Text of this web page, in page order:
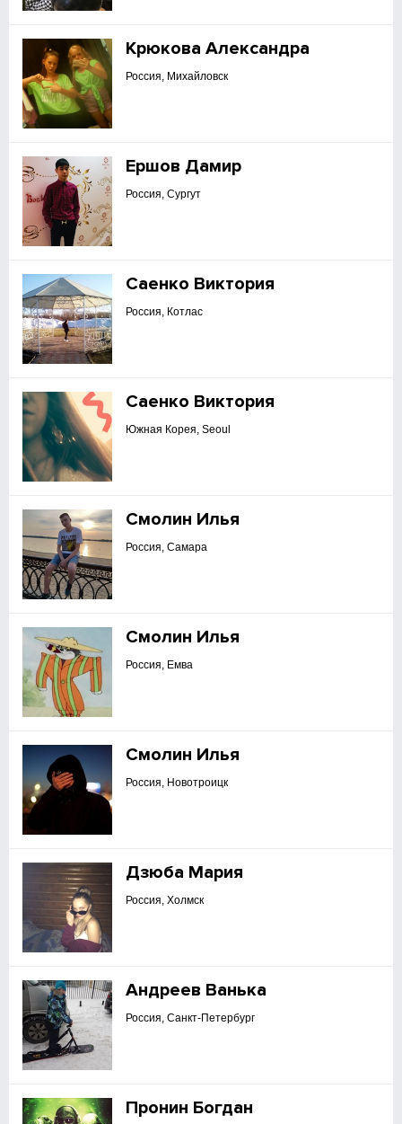
Крюкова Александра
Россия, Михайловск
Ершов Дамир
Россия, Сургут
Саенко Виктория
Россия, Котлас
Саенко Виктория
Южная Корея, Seoul
Смолин Илья
Россия, Самара
Смолин Илья
Россия, Емва
Смолин Илья
Россия, Новотроицк
Дзюба Мария
Россия, Холмск
Андреев Ванька
Россия, Санкт-Петербург
Пронин Богдан